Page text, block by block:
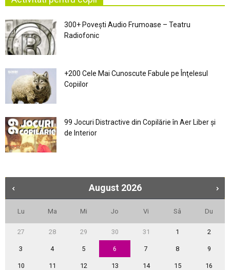
300+ Povești Audio Frumoase – Teatru
Radiofonic
+200 Cele Mai Cunoscute Fabule pe Înţelesul
Copiilor
99 Jocuri Distractive din Copilărie în Aer Liber şi
de Interior
August 2026
Lu Ma Mi Jo Vi Sâ Du
27 28 29 30 31 1 2
3 4 5 6 7 8 9
10 11 12 13 14 15 16